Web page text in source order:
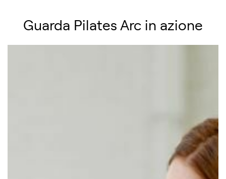
Guarda Pilates Arc in azione